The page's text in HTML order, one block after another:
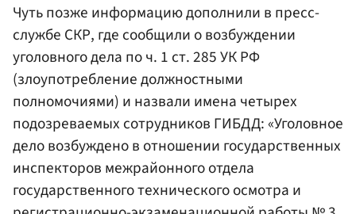
Чуть позже информацию дополнили в пресс-
службе СКР, где сообщили о возбуждении
уголовного дела по ч. 1 ст. 285 УК РФ
(злоупотребление должностными
полномочиями) и назвали имена четырех
подозреваемых сотрудников ГИБДД: «Уголовное
дело возбуждено в отношении государственных
инспекторов межрайонного отдела
государственного технического осмотра и